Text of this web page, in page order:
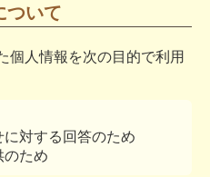
ついて
個人情報を次の目的で利用
対する回答のため
のため